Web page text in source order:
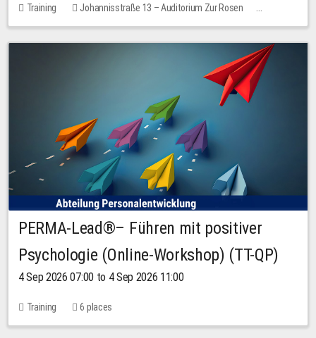
Training
Johannisstraße 13 – Auditorium Zur Rosen
7 places
10.00 EUR
PERMA-Lead®– Führen mit positiver
Psychologie (Online-Workshop) (TT-QP)
4 Sep 2026 07:00 to 4 Sep 2026 11:00
Training 6 places